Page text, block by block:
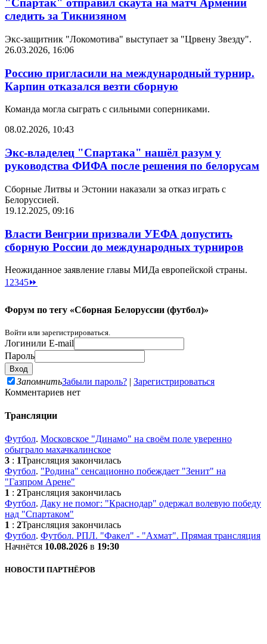
"Спартак" отправил скаута на матч Армении
следить за Тикнизяном
Экс-защитник "Локомотива" выступает за "Црвену Звезду".
26.03.2026, 16:06
Россию пригласили на международный турнир.
Карпин отказался везти сборную
Команда могла сыграть с сильными соперниками.
08.02.2026, 10:43
Экс-владелец "Спартака" нашёл разум у
руководства ФИФА после решения по белорусам
Сборные Литвы и Эстонии наказали за отказ играть с
Белоруссией.
19.12.2025, 09:16
Власти Венгрии призвали УЕФА допустить
сборную России до международных турниров
Неожиданное заявление главы МИДа европейской страны.
1 2345⏩
Форум по тегу «Сборная Белоруссии (футбол)»
Войти или зарегистрироваться.
Логинили E-mail
Пароль
ЗапомнитьЗабыли пароль? | Зарегистрироваться
Комментариев нет
Трансляции
Футбол. Московское "Динамо" на своём поле уверенно
обыграло махачкалинское
3 : 1Трансляция закончилась
Футбол. "Родина" сенсационно побеждает "Зенит" на
"Газпром Арене"
1 : 2Трансляция закончилась
Футбол. Даку не помог: "Краснодар" одержал волевую победу
над "Спартаком"
1 : 2Трансляция закончилась
Футбол. Футбол. РПЛ. "Факел" - "Ахмат". Прямая трансляция
Начнётся 10.08.2026 в 19:30
НОВОСТИ ПАРТНЁРОВ